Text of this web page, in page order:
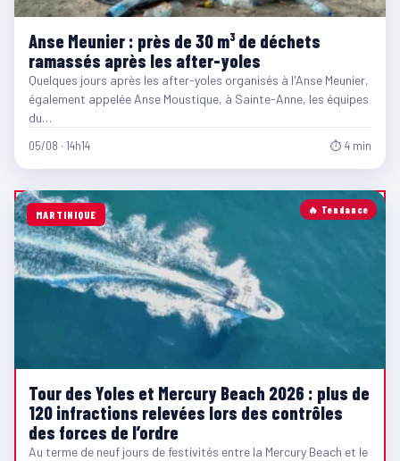
Anse Meunier : près de 30 m³ de déchets
ramassés après les after-yoles
Quelques jours après les after-yoles organisés à l'Anse Meunier,
également appelée Anse Moustique, à Sainte-Anne, les équipes
du…
05/08 · 14h14 ⏱ 4 min
🔥 Tendance
MARTINIQUE
Tour des Yoles et Mercury Beach 2026 : plus de
120 infractions relevées lors des contrôles
des forces de l’ordre
Au terme de neuf jours de festivités entre la Mercury Beach et le